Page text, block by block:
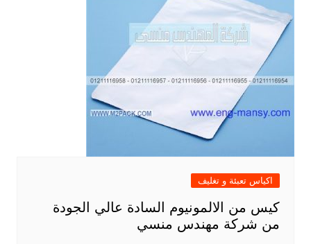
اكياس تعبئة و تغليف
كيس من الالمونيوم السادة عالي الجودة
من شركة مهندس منسي